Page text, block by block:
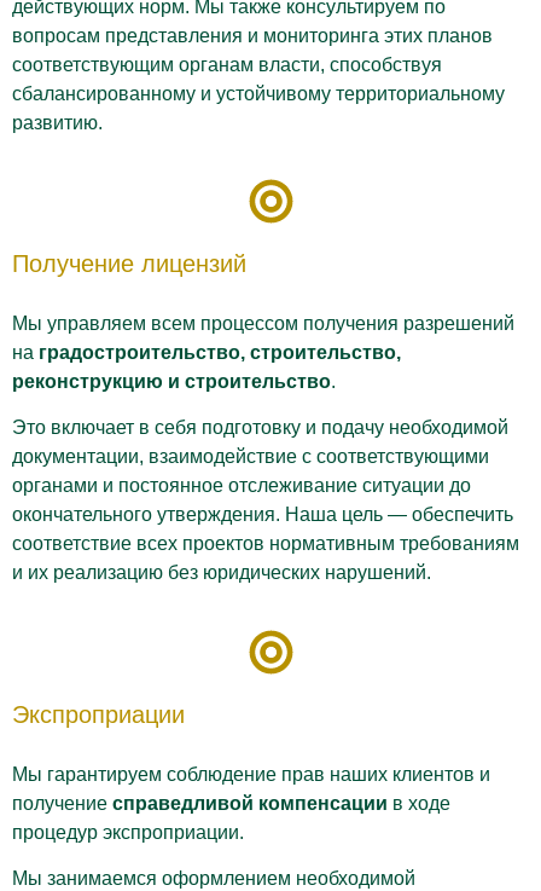
действующих норм. Мы также консультируем по
вопросам представления и мониторинга этих планов
соответствующим органам власти, способствуя
сбалансированному и устойчивому территориальному
развитию.
Получение лицензий
Мы управляем всем процессом получения разрешений
на градостроительство, строительство,
реконструкцию и строительство.
Это включает в себя подготовку и подачу необходимой
документации, взаимодействие с соответствующими
органами и постоянное отслеживание ситуации до
окончательного утверждения. Наша цель — обеспечить
соответствие всех проектов нормативным требованиям
и их реализацию без юридических нарушений.
Экспроприации
Мы гарантируем соблюдение прав наших клиентов и
получение справедливой компенсации в ходе
процедур экспроприации.
Мы занимаемся оформлением необходимой